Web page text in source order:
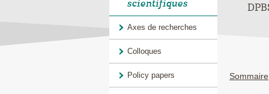
scientifiques
Axes de recherches
Colloques
Policy papers Sommaire